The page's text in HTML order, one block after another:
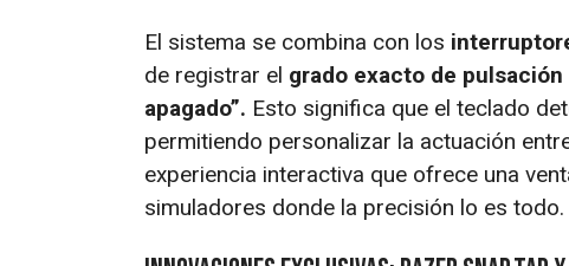
El sistema se combina con los
de registrar el grado exacto de
apagado”. Esto significa que el teclado
permitiendo personalizar la actuación
experiencia interactiva que ofrece una
simuladores donde la precisión lo es todo.